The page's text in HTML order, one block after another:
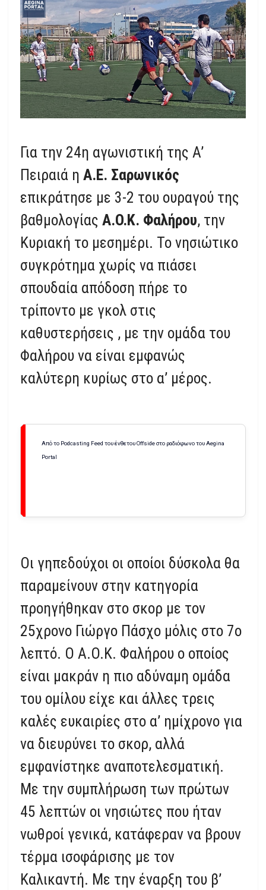
Για την 24η αγωνιστική της Α’
Πειραιά ηΑ.Ε. Σαρωνικός
επικράτησε με 3-2 του ουραγού της
βαθμολογίαςΑ.Ο.Κ. Φαλήρου, την
Κυριακή το μεσημέρι. Το νησιώτικο
συγκρότημα χωρίς να πιάσει
σπουδαία απόδοση πήρε το
τρίποντο με γκολ στις
καθυστερήσεις , με την ομάδα του
Φαλήρου να είναι εμφανώς
καλύτερη κυρίως στο α’ μέρος.
Από το Podcasting Feed του ένθετου Offside στο ραδιόφωνο του Aegina
Portal
Οι γηπεδούχοι οι οποίοι δύσκολα θα
παραμείνουν στην κατηγορία
προηγήθηκαν στο σκορ με τον
25χρονο Γιώργο Πάσχο μόλις στο 7ο
λεπτό. Ο Α.Ο.Κ. Φαλήρου ο οποίος
είναι μακράν η πιο αδύναμη ομάδα
του ομίλου είχε και άλλες τρεις
καλές ευκαιρίες στο α’ ημίχρονο για
να διευρύνει το σκορ, αλλά
εμφανίστηκε αναποτελεσματική.
Με την συμπλήρωση των πρώτων
45 λεπτών οι νησιώτες που ήταν
νωθροί γενικά, κατάφεραν να βρουν
τέρμα ισοφάρισης με τον
Καλικαντή. Με την έναρξη του β’